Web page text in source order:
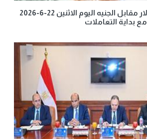
تعرف على سعر الدولار مقابل الجنيه اليوم الاثنين 22-6-2026
مع بداية التعاملات